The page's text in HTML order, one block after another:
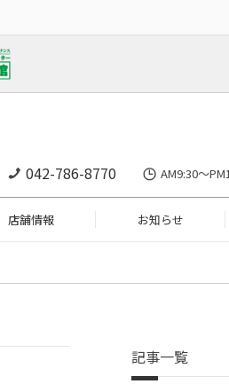
042-786-8770 AM9:30～
店舗情報 お知らせ
記事一覧